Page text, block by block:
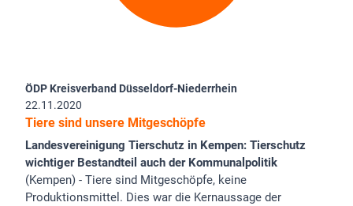
ÖDP Kreisverband Düsseldorf-Niederrhein
22.11.2020
Tiere sind unsere Mitgeschöpfe
Landesvereinigung Tierschutz in Kempen: Tierschutz
wichtiger Bestandteil auch der Kommunalpolitik
(Kempen) - Tiere sind Mitgeschöpfe, keine
Produktionsmittel. Dies war die Kernaussage der